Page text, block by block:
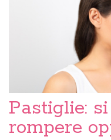
Pastiglie:
rompere